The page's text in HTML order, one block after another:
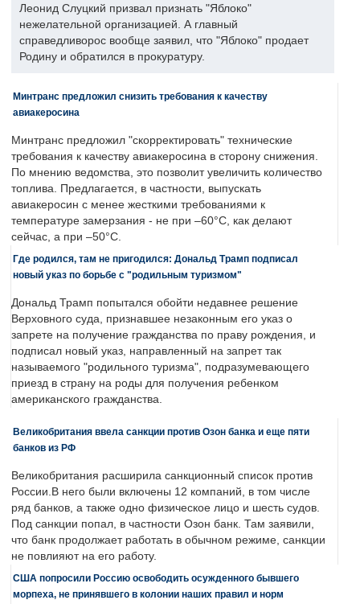
Леонид Слуцкий призвал признать "Яблоко"
нежелательной организацией. А главный
справедливорос вообще заявил, что "Яблоко" продает
Родину и обратился в прокуратуру.
Минтранс предложил снизить требования к качеству
авиакеросина
Минтранс предложил "скорректировать" технические
требования к качеству авиакеросина в сторону снижения.
По мнению ведомства, это позволит увеличить количество
топлива. Предлагается, в частности, выпускать
авиакеросин с менее жесткими требованиями к
температуре замерзания - не при –60°C, как делают
сейчас, а при –50°C.
Где родился, там не пригодился: Дональд Трамп подписал
новый указ по борьбе с "родильным туризмом"
Дональд Трамп попытался обойти недавнее решение
Верховного суда, признавшее незаконным его указ о
запрете на получение гражданства по праву рождения, и
подписал новый указ, направленный на запрет так
называемого "родильного туризма", подразумевающего
приезд в страну на роды для получения ребенком
американского гражданства.
Великобритания ввела санкции против Озон банка и еще пяти
банков из РФ
Великобритания расширила санкционный список против
России.В него были включены 12 компаний, в том числе
ряд банков, а также одно физическое лицо и шесть судов.
Под санкции попал, в частности Озон банк. Там заявили,
что банк продолжает работать в обычном режиме, санкции
не повлияют на его работу.
США попросили Россию освободить осужденного бывшего
морпеха, не принявшего в колонии наших правил и норм